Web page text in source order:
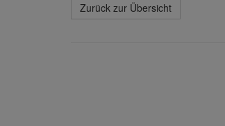
Zurück zur Übersicht